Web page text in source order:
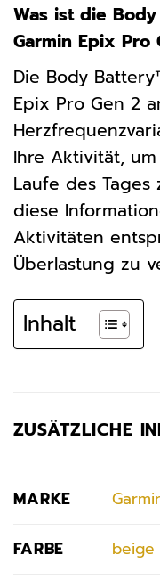
Was ist die
Garmin Epix Pro
Die Body
Epix Pro Gen 2
Ihre Aktivität,
Laufe des
diese
Aktivitäten
Überlastung zu
Inhalt
ZUSÄTZLICHE
MARKE
FARBE beige